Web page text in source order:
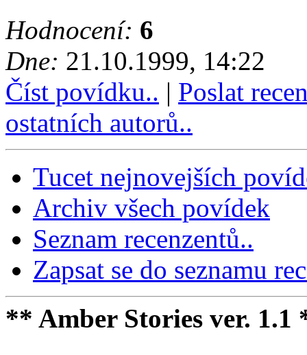
Hodnocení: 6
Dne: 21.10.1999, 14:22
Číst povídku.. | Poslat
ostatních autorů..
Tucet nejnovejších
Archiv všech povídek
Seznam recenzentů..
Zapsat se do seznamu
** Amber Stories ver. 1.1